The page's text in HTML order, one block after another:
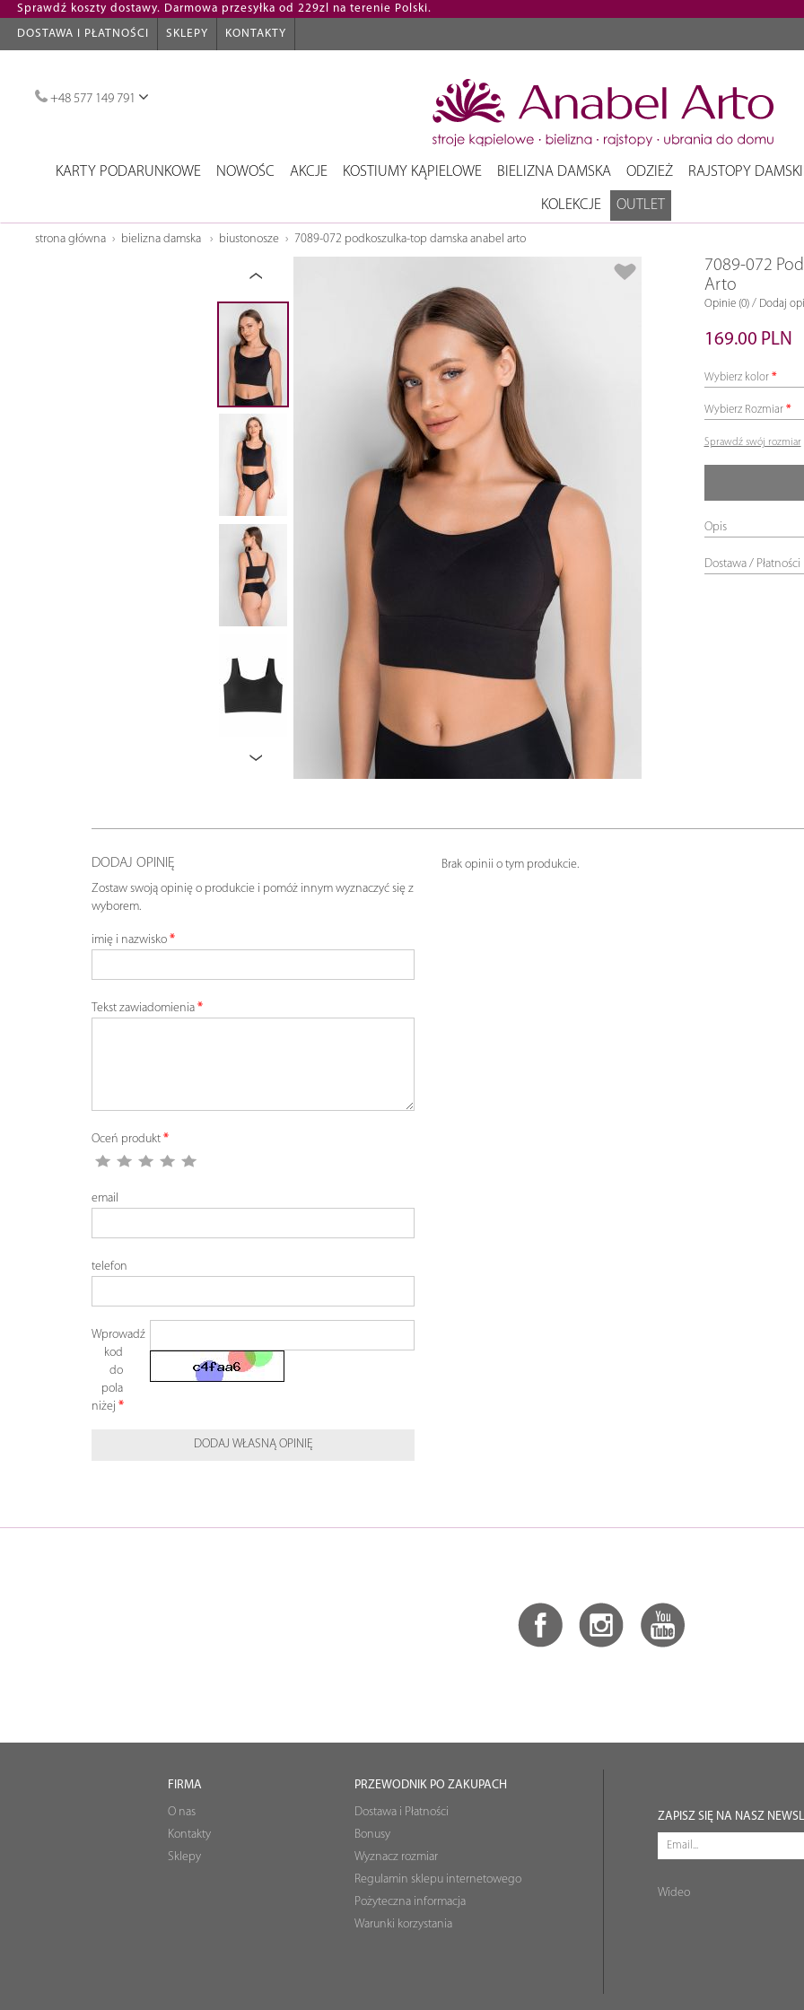
Sprawdź koszty dostawy. Darmowa przesyłka od 229zl na terenie Polski.
DOSTAWA I PŁATNOŚCI SKLEPY KONTAKTY
+48 577 149 791
KARTY PODARUNKOWE NOWOŚC AKCJE KOSTIUMY KĄPIELOWE BIELIZNA DAMSKA ODZIEŻ RAJSTOPY
KOLEKCJE OUTLET
strona główna bielizna damska biustonosze 7089-072 podkoszulka-top damska anabel arto
7089-072
Arto
Opinie (0)/ Dodaj
169.00 PLN
Wybierz kolor
Wybierz Rozmiar
Sprawdź swój rozmiar
Opis
Dostawa / Płatności
DODAJ OPINIĘ
Zostaw swoją opinię o produkcie i pomóż innym wyznaczyć się z
wyborem.
imię i nazwisko
Tekst zawiadomienia
Oceń produkt
email
telefon
Wprowadź
kod
do
pola
niżej
DODAJ WŁASNĄ OPINIĘ
Brak opinii o tym produkcie.
FIRMA
O nas
Kontakty
Sklepy
PRZEWODNIK PO ZAKUPACH
Dostawa i Płatności
Bonusy
Wyznacz rozmiar
Regulamin sklepu internetowego
Pożyteczna informacja
Warunki korzystania
ZAPISZ SIĘ NA NASZ
Wideo